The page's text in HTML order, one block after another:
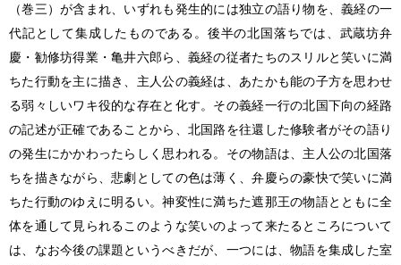
（巻三）が含まれ、いずれも発生的には独立の語り物を、義経の一
代記として集成したものである。後半の北国落ちでは、武蔵坊弁
慶・勧修坊得業・亀井六郎ら、義経の従者たちのスリルと笑いに満
ちた行動を主に描き、主人公の義経は、あたかも能の子方を思わせ
る弱々しいワキ役的な存在と化す。その義経一行の北国下向の経路
の記述が正確であることから、北国路を往還した修験者がその語り
の発生にかかわったらしく思われる。その物語は、主人公の北国落
ちを描きながら、悲劇としての色は薄く、弁慶らの豪快で笑いに満
ちた行動のゆえに明るい。神変性に満ちた遮那王の物語とともに全
体を通して見られるこのような笑いのよって来たるところについて
は、なお今後の課題というべきだが、一つには、物語を集成した室